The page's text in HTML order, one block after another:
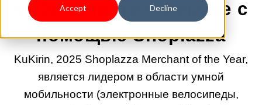
Accept Decline
мобильности в Европе с
помощью Shoplazza
KuKirin, 2025 Shoplazza Merchant of the Year,
является лидером в области умной
мобильности (электронные велосипеды,